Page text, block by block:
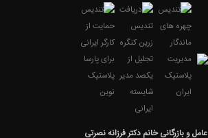
و بازرگانی خانم دکتر فرزانه نصرتی